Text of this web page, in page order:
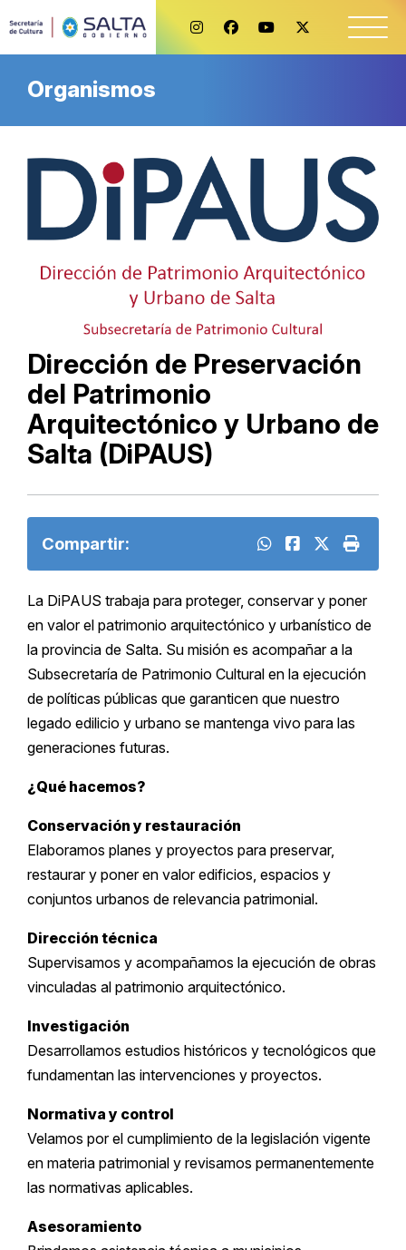
Organismos
Dirección de Preservación
del Patrimonio
Arquitectónico y Urbano de
Salta (DiPAUS)
Compartir:
La DiPAUS trabaja para proteger, conservar y poner
en valor el patrimonio arquitectónico y urbanístico de
la provincia de Salta. Su misión es acompañar a la
Subsecretaría de Patrimonio Cultural en la ejecución
de políticas públicas que garanticen que nuestro
legado edilicio y urbano se mantenga vivo para las
generaciones futuras.
¿Qué hacemos?
Conservación y restauración
Elaboramos planes y proyectos para preservar,
restaurar y poner en valor edificios, espacios y
conjuntos urbanos de relevancia patrimonial.
Dirección técnica
Supervisamos y acompañamos la ejecución de obras
vinculadas al patrimonio arquitectónico.
Investigación
Desarrollamos estudios históricos y tecnológicos que
fundamentan las intervenciones y proyectos.
Normativa y control
Velamos por el cumplimiento de la legislación vigente
en materia patrimonial y revisamos permanentemente
las normativas aplicables.
Asesoramiento